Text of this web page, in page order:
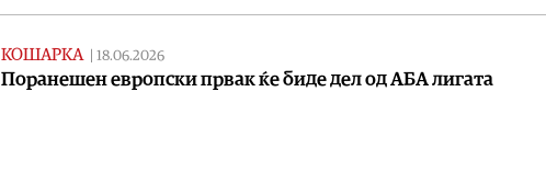
КОШАРКА 18.06.2026
Поранешен европски првак ќе биде дел од АБА лигата